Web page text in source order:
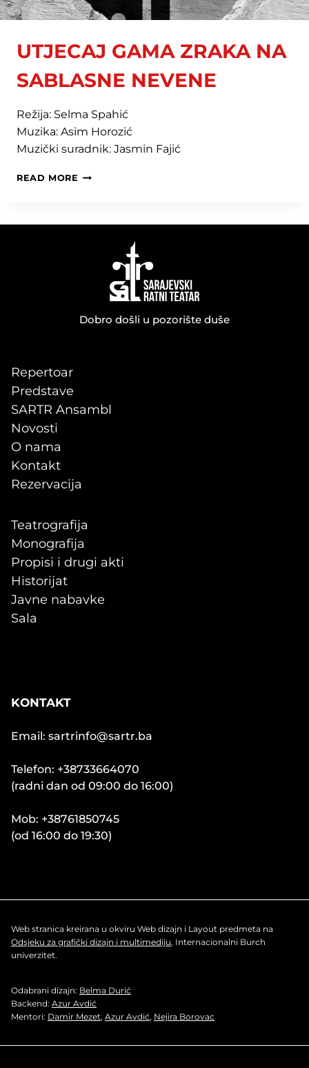
UTJECAJ GAMA ZRAKA NA
SABLASNE NEVENE
Režija: Selma Spahić
Muzika: Asim Horozić
Muzički suradnik: Jasmin Fajić
READ MORE UTJECAJ
Dobro došli u pozorište duše
Repertoar
Predstave
SARTR Ansambl
Novosti
O nama
Kontakt
Rezervacija
Teatrografija
Monografija
Propisi i drugi akti
Historijat
Javne nabavke
Sala
KONTAKT
Email: sartrinfo@sartr.ba
Telefon: +38733664070
(radni dan od 09:00 do 16:00)
Mob: +38761850745
(od 16:00 do 19:30)
Web stranica kreirana u okviru Web dizajn i Layout predmeta na
Odsjeku za grafički dizajn i multimediju, Internacionalni Burch
univerzitet.
Odabrani dizajn: Belma Durić
Backend: Azur Avdić
Mentori: Damir Mezet, Azur Avdić, Nejira Borovac